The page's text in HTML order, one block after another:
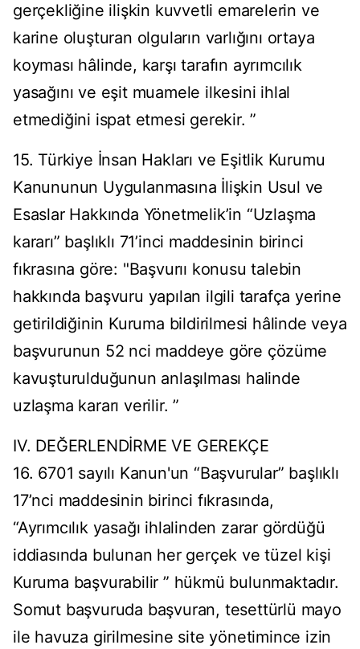
gerçekliğine ilişkin kuvvetli emarelerin ve
karine oluşturan olguların varlığını ortaya
koyması hâlinde, karşı tarafın ayrımcılık
yasağını ve eşit muamele ilkesini ihlal
etmediğini ispat etmesi gerekir. ”
15. Türkiye İnsan Hakları ve Eşitlik Kurumu
Kanununun Uygulanmasına İlişkin Usul ve
Esaslar Hakkında Yönetmelik’in “Uzlaşma
kararı” başlıklı 71’inci maddesinin birinci
fıkrasına göre: "Başvurıı konusu talebin
hakkında başvuru yapılan ilgili tarafça yerine
getirildiğinin Kuruma bildirilmesi hâlinde veya
başvurunun 52 nci maddeye göre çözüme
kavuşturulduğunun anlaşılması halinde
uzlaşma kararı verilir. ”
IV. DEĞERLENDİRME VE GEREKÇE
16. 6701 sayılı Kanun'un “Başvurular” başlıklı
17’nci maddesinin birinci fıkrasında,
“Ayrımcılık yasağı ihlalinden zarar gördüğü
iddiasında bulunan her gerçek ve tüzel kişi
Kuruma başvurabilir ” hükmü bulunmaktadır.
Somut başvuruda başvuran, tesettürlü mayo
ile havuza girilmesine site yönetimince izin